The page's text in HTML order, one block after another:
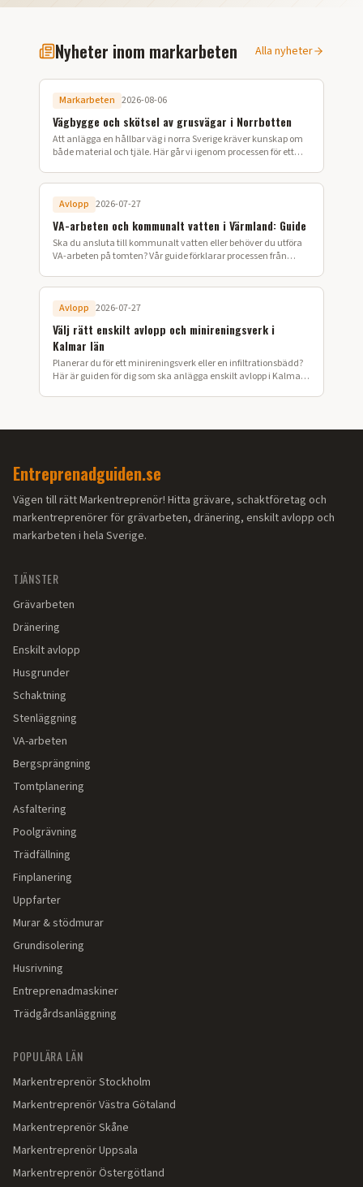
Nyheter inom markarbeten Alla nyheter
Markarbeten 2026-08-06
Vägbygge och skötsel av grusvägar i Norrbotten
Att anlägga en hållbar väg i norra Sverige kräver kunskap om
både material och tjäle. Här går vi igenom processen för ett
Avlopp 2026-07-27
VA-arbeten och kommunalt vatten i Värmland: Guide
Ska du ansluta till kommunalt vatten eller behöver du utföra
VA-arbeten på tomten? Vår guide förklarar processen från
Avlopp 2026-07-27
Välj rätt enskilt avlopp och minireningsverk i
Kalmar län
Planerar du för ett minireningsverk eller en infiltrationsbädd?
Här är guiden för dig som ska anlägga enskilt avlopp i Kalmar
Entreprenadguiden.se
Vägen till rätt Markentreprenör! Hitta grävare, schaktföretag och
markentreprenörer för grävarbeten, dränering, enskilt avlopp och
markarbeten i hela Sverige.
TJÄNSTER
Grävarbeten
Dränering
Enskilt avlopp
Husgrunder
Schaktning
Stenläggning
VA-arbeten
Bergsprängning
Tomtplanering
Asfaltering
Poolgrävning
Trädfällning
Finplanering
Uppfarter
Murar & stödmurar
Grundisolering
Husrivning
Entreprenadmaskiner
Trädgårdsanläggning
POPULÄRA LÄN
MarkentreprenörStockholm
MarkentreprenörVästra Götaland
MarkentreprenörSkåne
MarkentreprenörUppsala
MarkentreprenörÖstergötland